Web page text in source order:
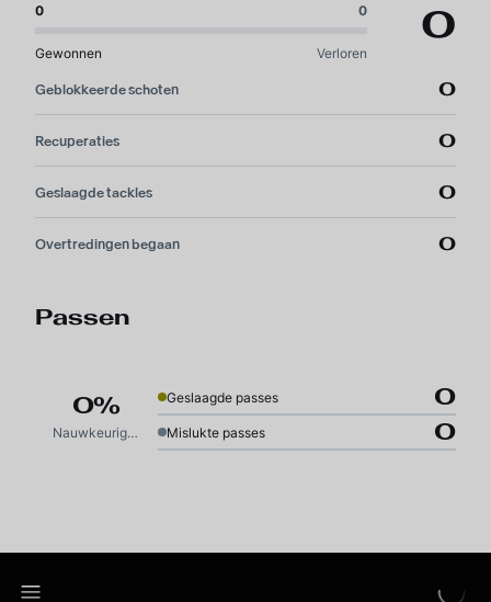
0 0
Gewonnen Verloren
0
Geblokkeerde schoten 0
Recuperaties 0
Geslaagde tackles 0
Overtredingen begaan 0
Passen
0%
Nauwkeurigheid
Geslaagde passes 0
Mislukte passes 0